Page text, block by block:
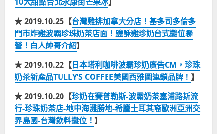
★ 2019.10.25【台灣雞排加拿大分店！基多司多倫多
門市炸雞波霸珍珠奶茶店面！鹽酥雞珍奶台式攤位聯
營！白人帥哥介紹】
★ 2019.10.22【日本塔利咖啡波霸珍奶廣告CM，珍珠
奶茶新產品TULLY’S COFFEE美國西雅圖連鎖品牌！ 】
★ 2019.10.20【珍奶在賽普勒斯-波霸奶茶塞浦路斯流
行-珍珠奶茶店-地中海灘勝地-希臘土耳其裔歐洲亞洲交
界島國-台灣飲料攤位！ 】